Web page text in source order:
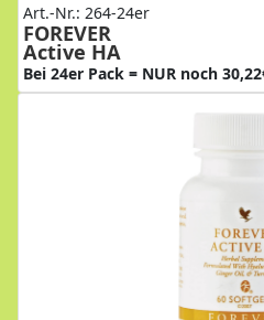
Art.-Nr.: 264-24er
FOREVER
Active HA
Bei 24er Pack = NUR noch